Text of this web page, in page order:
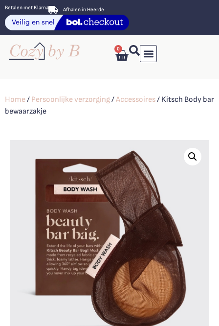
Betalen met Klarna Afhalen in Heerde
0
Home/ Persoonlijke verzorging/Accessoires/ Kitsch Body bar
bewaarzakje